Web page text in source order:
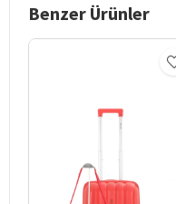
Benzer Ürünler